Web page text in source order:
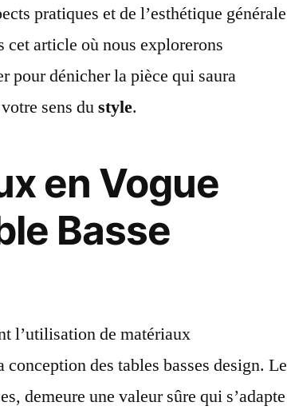
pratiques et de l’esthétique générale
cet article où nous explorerons
pour dénicher la pièce qui saura
sens dustyle.
en Vogue
Basse
l’utilisation de matériaux
conception des tables basses design. Le
demeure une valeur sûre qui s’adapte